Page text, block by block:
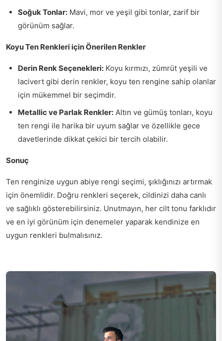
Soğuk Tonlar: Mavi, mor ve yeşil gibi tonlar, zarif bir
görünüm sağlar.
Koyu Ten Renkleri için Önerilen Renkler
Derin Renk Seçenekleri: Koyu kırmızı, zümrüt yeşili ve
lacivert gibi derin renkler, koyu ten rengine sahip olanlar
için mükemmel bir seçimdir.
Metallic ve Parlak Renkler: Altın ve gümüş tonları, koyu
ten rengi ile harika bir uyum sağlar ve özellikle gece
davetlerinde dikkat çekici bir tercih olabilir.
Sonuç
Ten renginize uygun abiye rengi seçimi, şıklığınızı artırmak
için önemlidir. Doğru renkleri seçerek, cildinizi daha canlı
ve sağlıklı gösterebilirsiniz. Unutmayın, her cilt tonu farklıdır
ve en iyi görünüm için denemeler yaparak kendinize en
uygun renkleri bulmalısınız.